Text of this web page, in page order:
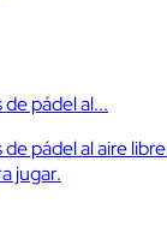
pádel al...
al aire
jugar.